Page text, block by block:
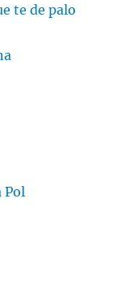
te de palo
Pol